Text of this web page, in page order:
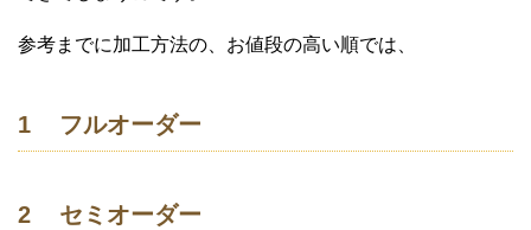
参考までに加工方法の、お値段の高い順では、
1 フルオーダー
2 セミオーダー